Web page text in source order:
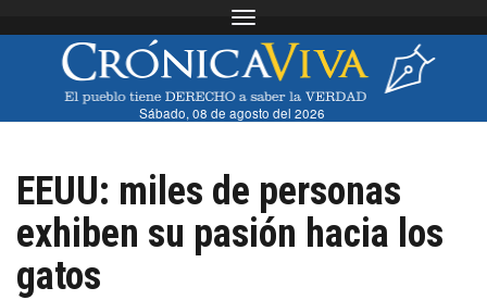
Toggle navigation
Sábado, 08 de agosto del 2026
EEUU: miles de personas
exhiben su pasión hacia los
gatos